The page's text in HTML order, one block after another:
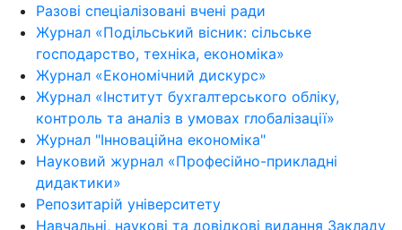
Разові спеціалізовані вчені ради
Журнал «Подільський вісник: сільське
господарство, техніка, економіка»
Журнал «Економічний дискурс»
Журнал «Інститут бухгалтерського обліку,
контроль та аналіз в умовах глобалізації»
Журнал "Інноваційна економіка"
Науковий журнал «Професійно-прикладні
дидактики»
Репозитарій університету
Навчальні, наукові та довідкові видання Закладу